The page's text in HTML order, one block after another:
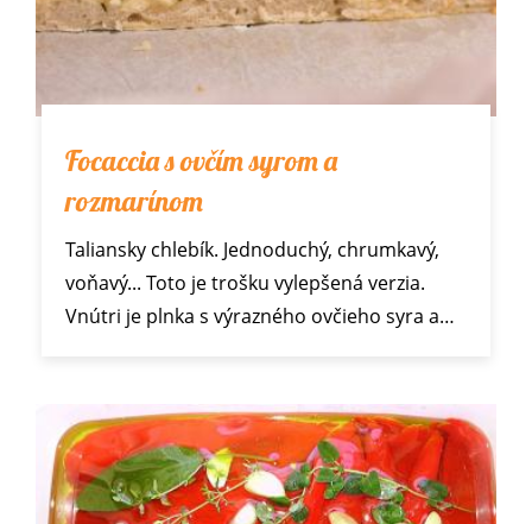
Focaccia s ovčím syrom a
rozmarínom
Taliansky chlebík. Jednoduchý, chrumkavý,
voňavý... Toto je trošku vylepšená verzia.
Vnútri je plnka s výrazného ovčieho syra a…